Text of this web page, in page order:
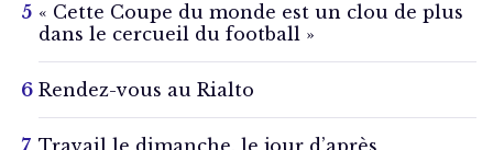
« Cette Coupe du monde est un clou de plus
dans le cercueil du football »
Rendez-vous au Rialto